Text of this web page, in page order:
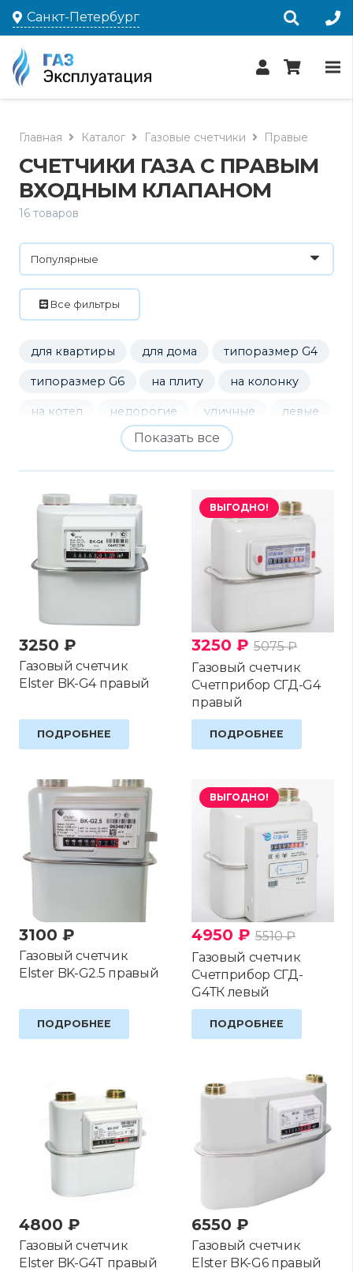
Санкт-Петербург
Главная Каталог Газовые счетчики Правые
СЧЕТЧИКИ ГАЗА С ПРАВЫМ
ВХОДНЫМ КЛАПАНОМ
16 товаров
Все фильтры
для квартиры для дома типоразмер G4
типоразмер G6 на плиту на колонку
на котел недорогие уличные левые
мембранные ротационные
электронные
Показать все
3250 ₽
Газовый счетчик
Elster BK-G4 правый
ПОДРОБНЕЕ
ВЫГОДНО!
3250₽ 5075₽
Газовый счетчик
Счетприбор СГД-G4
правый
ПОДРОБНЕЕ
3100 ₽
Газовый счетчик
Elster BK-G2.5 правый
ПОДРОБНЕЕ
ВЫГОДНО!
4950₽ 5510₽
Газовый счетчик
Счетприбор СГД-
G4ТК левый
ПОДРОБНЕЕ
4800 ₽
Газовый счетчик
Elster BK-G4T правый
6550₽
Газовый счетчик
Elster BK-G6 правый